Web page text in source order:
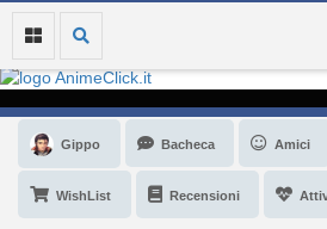
Gippo Bacheca Amici
WishList Recensioni